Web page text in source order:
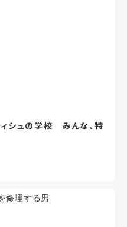
ィシュの学校 みんな、特